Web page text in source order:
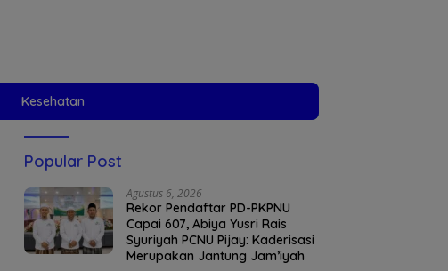
Kesehatan
Popular Post
Agustus 6, 2026
Rekor Pendaftar PD-PKPNU
Capai 607, Abiya Yusri Rais
Syuriyah PCNU Pijay: Kaderisasi
Merupakan Jantung Jam’iyah